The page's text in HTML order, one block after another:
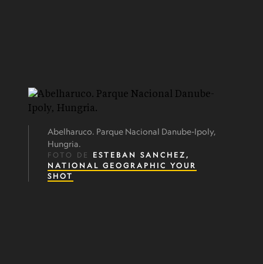
Abelharuco. Parque Nacional Danube-Ipoly,
Hungria.
FOTO DE ESTEBAN SANCHEZ,
NATIONAL GEOGRAPHIC YOUR
SHOT